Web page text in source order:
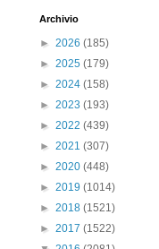
Archivio
► 2026 (185)
► 2025 (179)
► 2024 (158)
► 2023 (193)
► 2022 (439)
► 2021 (307)
► 2020 (448)
► 2019 (1014)
► 2018 (1521)
► 2017 (1522)